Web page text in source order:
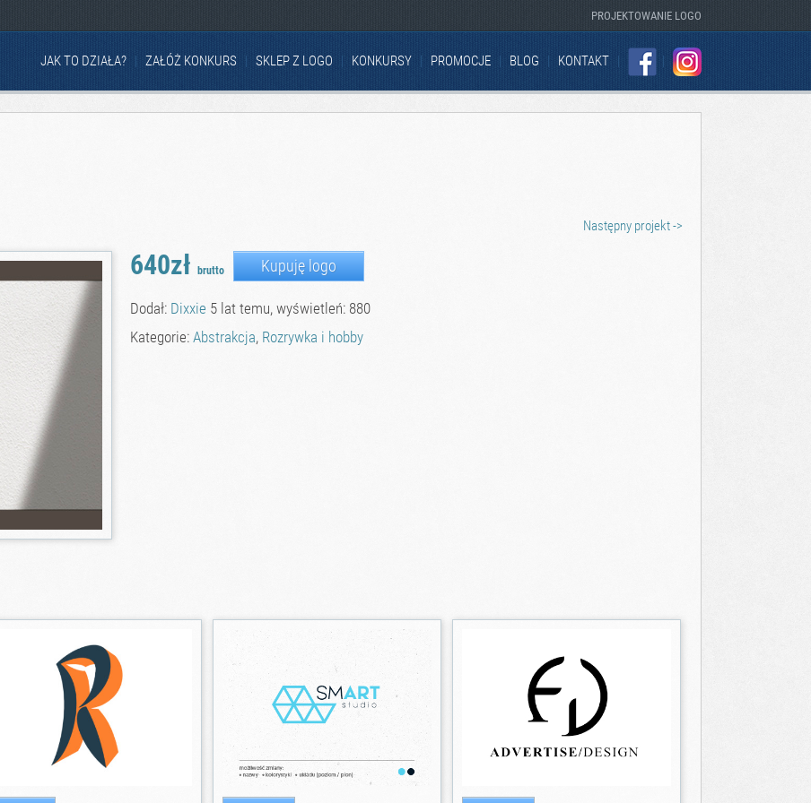
PROJEKTOWANIE LOGO
JAK TO DZIAŁA? ZAŁÓŻ KONKURS SKLEP Z LOGO KONKURSY PROMOCJE BLOG
KONTAKT
INSTAGRAM
Następny projekt ->
640zł brutto Kupuję logo
Dodał: Dixxie 5 lat temu, wyświetleń: 880
Kategorie: Abstrakcja, Rozrywka i hobby